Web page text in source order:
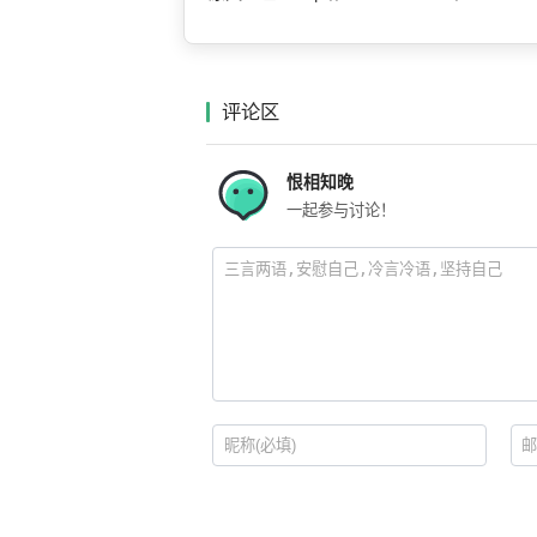
评论区
恨相知晚
一起参与讨论！